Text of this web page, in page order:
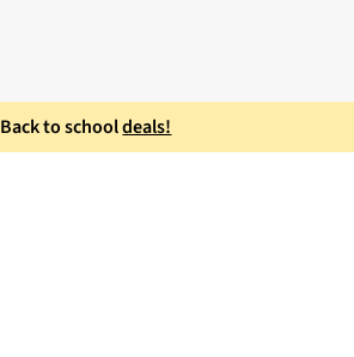
Back to schooldeals!